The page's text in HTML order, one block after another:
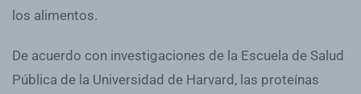
los alimentos.
De acuerdo con investigaciones de la Escuela de Salud
Pública de la Universidad de Harvard, las proteínas